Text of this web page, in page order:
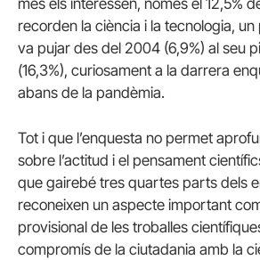
més els interessen, només el 12,5%
recorden la ciència i la tecnologia,
va pujar des del 2004 (6,9%) al seu
(16,3%), curiosament a la darrera
abans de la pandèmia.
Tot i que l’enquesta no permet
sobre l’actitud i el pensament
que gairebé tres quartes parts dels
reconeixen un aspecte important
provisional de les troballes
compromís de la ciutadania amb la